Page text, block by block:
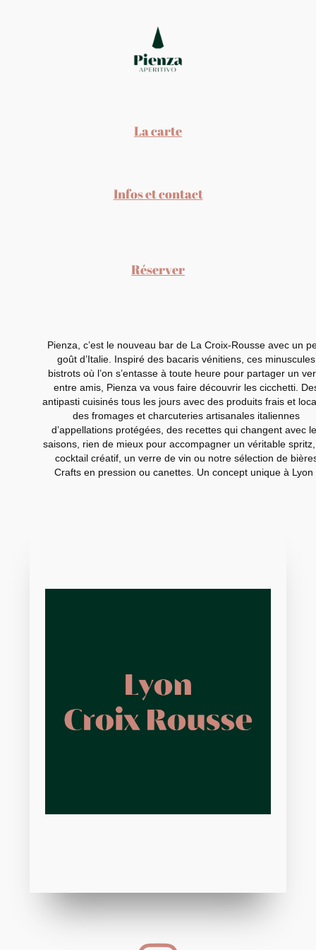
La carte
Infos et contact
Réserver
Pienza, c’est le nouveau bar de La Croix-Rousse avec un
goût d’Italie. Inspiré des bacaris vénitiens, ces minuscules
bistrots où l’on s’entasse à toute heure pour partager un
entre amis, Pienza va vous faire découvrir les cicchetti.
antipasti cuisinés tous les jours avec des produits frais et
des fromages et charcuteries artisanales italiennes
d’appellations protégées, des recettes qui changent avec
saisons, rien de mieux pour accompagner un véritable
cocktail créatif, un verre de vin ou notre sélection de
Crafts en pression ou canettes. Un concept unique à Lyon